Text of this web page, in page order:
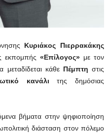
Κυριάκος Πιερρακάκης
εκπομπής «Επίλογος»με τον
μεταδίδεται κάθε Πέμπτη στις
κανάλι της δημόσιας
βήματα στην ψηφιοποίηση
διάσταση στον πόλεμο